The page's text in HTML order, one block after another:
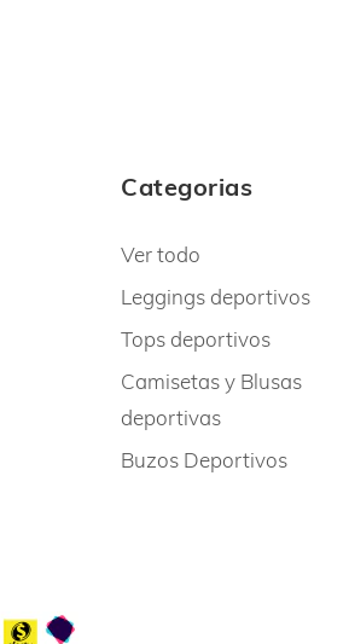
Categorias
Ver todo
Leggings deportivos
Tops deportivos
Camisetas y Blusas
deportivas
Buzos Deportivos